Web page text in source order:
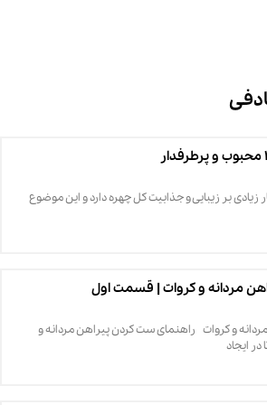
زیادی بر زیبایی و جذابیت کل چهره دارد و این موضوع
مردانه و کروات | قسمت اول
و کروات راهنمای ست کردن پیراهن مردانه و
ایجاد